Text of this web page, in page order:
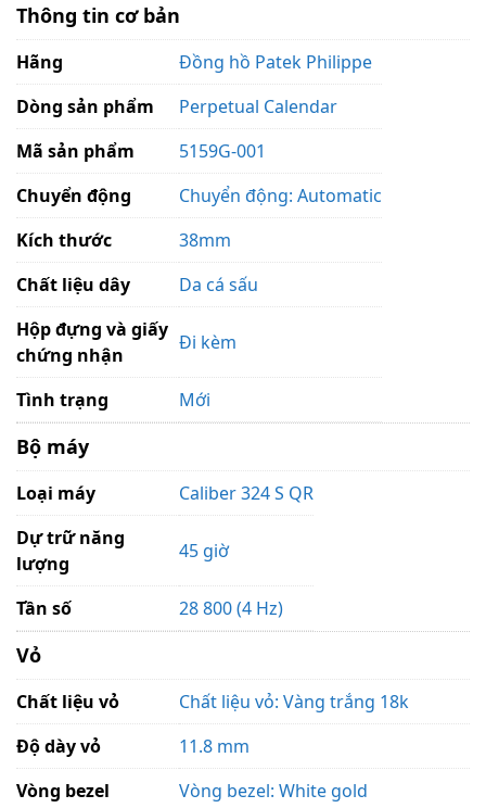
Thông tin cơ bản
Hãng
Đồng hồ Patek Philippe
Dòng sản phẩm
Perpetual Calendar
Mã sản phẩm
5159G-001
Chuyển động
Chuyển động: Automatic
Kích thước
38mm
Chất liệu dây
Da cá sấu
Hộp đựng và giấy
chứng nhận
Đi kèm
Tình trạng Mới
Bộ máy
Loại máy
Caliber 324 S QR
Dự trữ năng
lượng
45 giờ
Tần số 28 800 (4 Hz)
Vỏ
Chất liệu vỏ
Chất liệu vỏ: Vàng trắng 18k
Độ dày vỏ
11.8 mm
Vòng bezel
Vòng bezel: White gold